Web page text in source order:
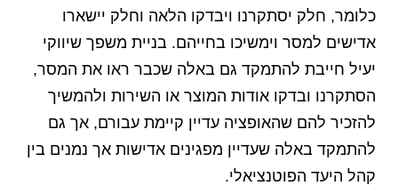
כלומר, חלק יסתקרנו ויבדקו הלאה וחלק יישארו
אדישים למסר וימשיכו בחייהם. בניית משפך שיווקי
יעיל חייבת להתמקד גם באלה שכבר ראו את המסר,
הסתקרנו ובדקו אודות המוצר או השירות ולהמשיך
להזכיר להם שהאופציה עדיין קיימת עבורם, אך גם
להתמקד באלה שעדיין מפגינים אדישות אך נמנים בין
קהל היעד הפוטנציאלי.